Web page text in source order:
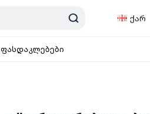
ქარ
ფასდაკლებები